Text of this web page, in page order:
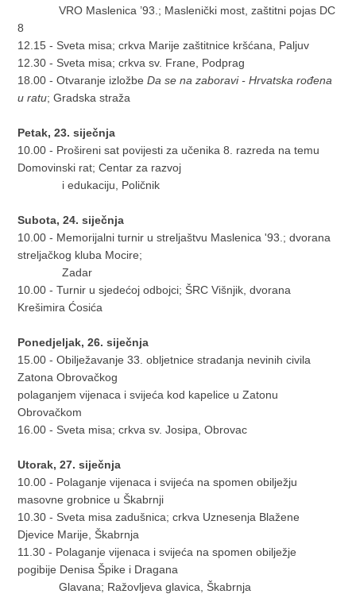
VRO Maslenica ’93.; Maslenički most, zaštitni pojas DC
8
12.15 - Sveta misa; crkva Marije zaštitnice kršćana, Paljuv
12.30 - Sveta misa; crkva sv. Frane, Podprag
18.00 - Otvaranje izložbeDa se na zaboravi - Hrvatska rođena
u ratu; Gradska straža
Petak, 23. siječnja
10.00 - Prošireni sat povijesti za učenika 8. razreda na temu
Domovinski rat; Centar za razvoj
i edukaciju, Poličnik
Subota, 24. siječnja
10.00 - Memorijalni turnir u streljaštvu Maslenica '93.; dvorana
streljačkog kluba Mocire;
Zadar
10.00 - Turnir u sjedećoj odbojci; ŠRC Višnjik, dvorana
Krešimira Ćosića
Ponedjeljak, 26. siječnja
15.00 - Obilježavanje 33. obljetnice stradanja nevinih civila
Zatona Obrovačkog
polaganjem vijenaca i svijeća kod kapelice u Zatonu
Obrovačkom
16.00 - Sveta misa; crkva sv. Josipa, Obrovac
Utorak, 27. siječnja
10.00 - Polaganje vijenaca i svijeća na spomen obilježju
masovne grobnice u Škabrnji
10.30 - Sveta misa zadušnica; crkva Uznesenja Blažene
Djevice Marije, Škabrnja
11.30 - Polaganje vijenaca i svijeća na spomen obilježje
pogibije Denisa Špike i Dragana
Glavana; Ražovljeva glavica, Škabrnja